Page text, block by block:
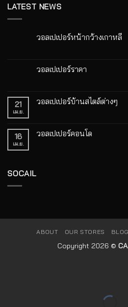
LATEST NEWS
วอลเปเปอร์หน้ากว้างเกาหลี
บน
วอลเปเปอร์
วอลเปเปอร์ราคา
บน
วอลเปเปอร์
21
เม.ย.
วอลเปเปอร์บ้านสไตล์ต่างๆ
บน
วอลเปเปอร์
16
เม.ย.
วอลเปเปอร์คอนโด
คอน
SOCAIL
ABOUT OUR STORES BLOG
Copyright 2026 ©